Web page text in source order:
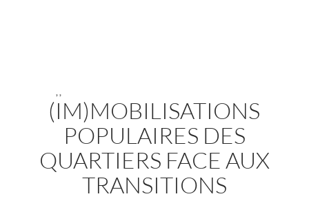
,,
(IM)MOBILISATIONS
POPULAIRES DES
QUARTIERS FACE AUX
TRANSITIONS